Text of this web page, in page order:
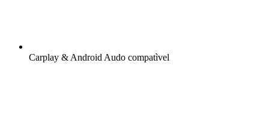
Carplay & Android Audo compatìvel